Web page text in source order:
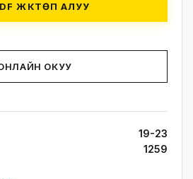
ЖҮКТӨП АЛУУ
ОКУУ
19-23
1259